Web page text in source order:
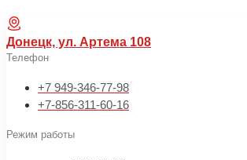
Донецк, ул. Артема 108
Телефон
+7 949-346-77-98
+7-856-311-60-16
Режим работы